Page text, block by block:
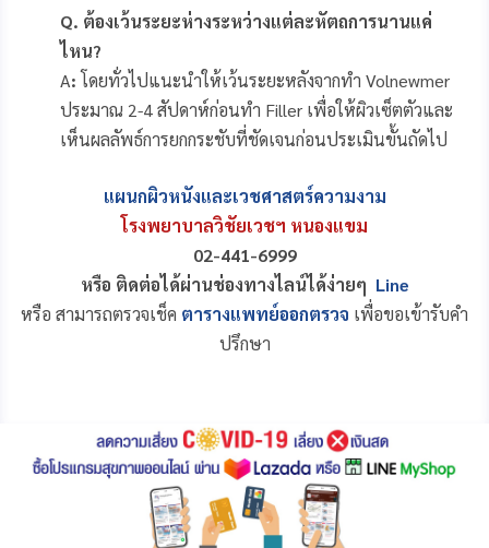
Q. ต้องเว้นระยะห่างระหว่างแต่ละหัตถการนานแค่
ไหน?
A: โดยทั่วไปแนะนำให้เว้นระยะหลังจากทำ Volnewmer
ประมาณ 2-4 สัปดาห์ก่อนทำ Filler เพื่อให้ผิวเซ็ตตัวและ
เห็นผลลัพธ์การยกกระชับที่ชัดเจนก่อนประเมินขั้นถัดไป
แผนกผิวหนังและเวชศาสตร์ความงาม
โรงพยาบาลวิชัยเวชฯ หนองแขม
02-441-6999
หรือ ติดต่อได้ผ่านช่องทางไลน์ได้ง่ายๆ Line
หรือ สามารถตรวจเช็ค ตารางแพทย์ออกตรวจ เพื่อขอเข้ารับคำ
ปรึกษา